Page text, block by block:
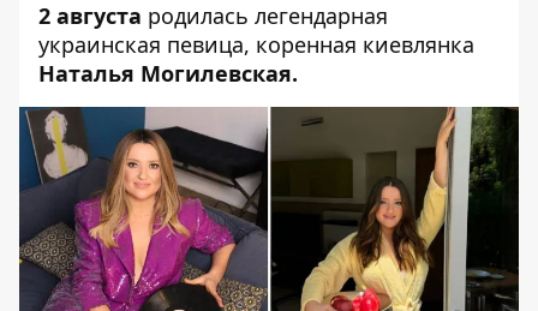
2 августа родилась легендарная
украинская певица, коренная киевлянка
Наталья Могилевская.